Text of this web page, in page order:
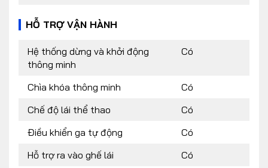
HỖ TRỢ VẬN HÀNH
Hệ thống dừng và khởi động
thông minh
Có
Chìa khóa thông minh
Có
Chế độ lái thể thao
Có
Điều khiển ga tự động
Có
Hỗ trợ ra vào ghế lái
Có